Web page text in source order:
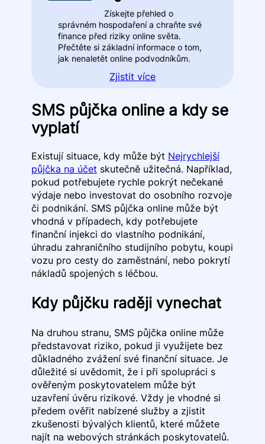
Získejte přehled o
správném hospodaření a chraňte své
finance před riziky online světa.
Přečtěte si základní informace o tom,
jak nenaletět online podvodníkům.
Zjistit více
SMS půjčka online a kdy se
vyplatí
Existují situace, kdy může být Nejrychlejší
půjčka na účet skutečně užitečná. Například,
pokud potřebujete rychle pokrýt nečekané
výdaje nebo investovat do osobního rozvoje
či podnikání. SMS půjčka online může být
vhodná v případech, kdy potřebujete
finanční injekci do vlastního podnikání,
úhradu zahraničního studijního pobytu, koupi
vozu pro cesty do zaměstnání, nebo pokrytí
nákladů spojených s léčbou.
Kdy půjčku raději vynechat
Na druhou stranu, SMS půjčka online může
představovat riziko, pokud ji využijete bez
důkladného zvážení své finanční situace. Je
důležité si uvědomit, že i při spolupráci s
ověřeným poskytovatelem může být
uzavření úvěru rizikové. Vždy je vhodné si
předem ověřit nabízené služby a zjistit
zkušenosti bývalých klientů, které můžete
najít na webových stránkách poskytovatelů.